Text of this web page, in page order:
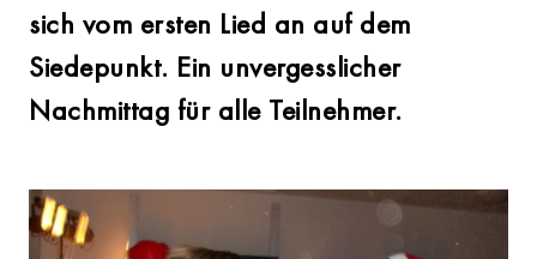
sich vom ersten Lied an auf dem
Siedepunkt. Ein unvergesslicher
Nachmittag für alle Teilnehmer.